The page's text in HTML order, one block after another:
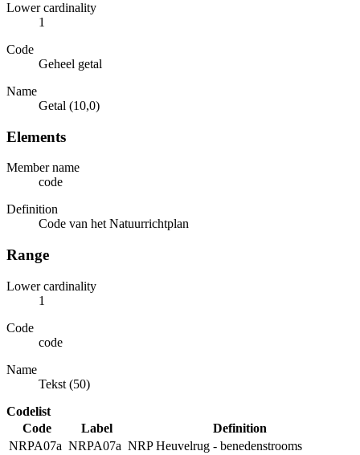
Lower cardinality
1
Code
Geheel getal
Name
Getal (10,0)
Elements
Member name
code
Definition
Code van het Natuurrichtplan
Range
Lower cardinality
1
Code
code
Name
Tekst (50)
Codelist
Code
Label
Definition
NRPA07a NRPA07a NRP Heuvelrug - benedenstrooms